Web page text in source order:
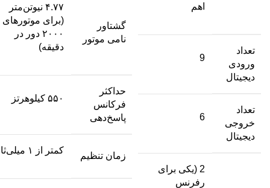
اهم
تعداد
ورودی
دیجیتال
9
تعداد
خروجی
دیجیتال
6
2 (یکی برای
رفرنس
گشتاور
نامی موتور
۴.۷۷ نیوتن‌متر
(برای موتورهای
۲۰۰۰ دور در
دقیقه)
حداکثر
فرکانس
پاسخ‌دهی
۵۵۰ کیلوهرتز
زمان تنظیم
کمتر از ۱ میلی‌ثانیه